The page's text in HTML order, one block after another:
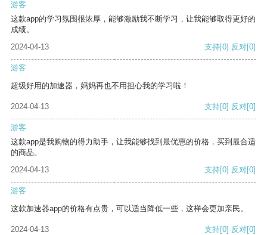
游客
这款app的学习氛围很浓厚，能够激励我不断学习，让我能够取得更好的
成绩。
2024-04-13
支持[0] 反对[0]
游客
超级好用的加速器，妈妈再也不用担心我的学习啦！
2024-04-13 支持[0] 反对[0]
游客
这款app是我购物的得力助手，让我能够找到最优惠的价格，买到最合适
的商品。
2024-04-13
支持[0] 反对[0]
游客
这款加速器app的价格有点贵，可以适当降低一些，这样会更加亲民。
2024-04-13 支持[0] 反对[0]